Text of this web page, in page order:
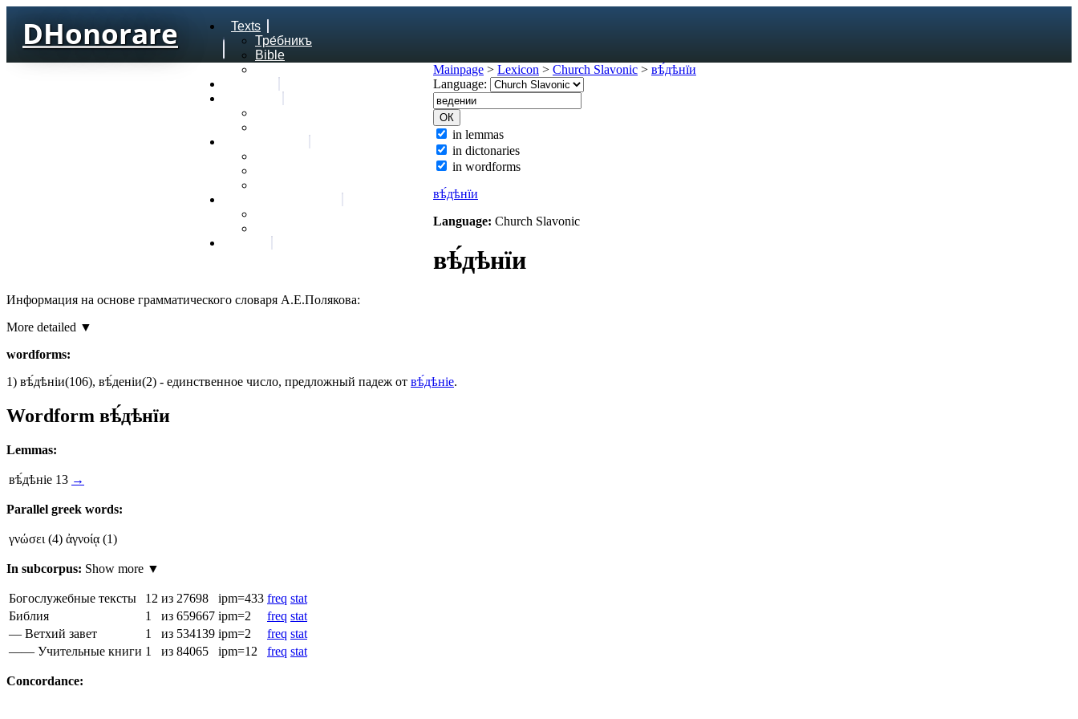
DHonorare
Texts
Тре́бникъ
Bible
Mainpage > Lexicon > Church Slavonic > вѣ́дѣнїи
Language:
in lemmas
in dictonaries
in wordforms
вѣ́дѣнїи
Language: Church Slavonic
вѣ́дѣнїи
Информация на основе грамматического словаря А.Е.Полякова:
More detailed ▼
wordforms:
1) вѣ́дѣніи(106), вѣ́деніи(2) - единственное число, предложный падеж от вѣ́дѣніе.
Wordform вѣ́дѣнїи
Lemmas:
вѣ́дѣніе 13 →
Parallel greek words:
γνώσει (4) ἀγνοίᾳ (1)
In subcorpus: Show more ▼
Богослужебные тексты 12 из 27698 ipm=433 freq stat
Библия
1 из 659667 ipm=2 freq stat
— Ветхий завет
1 из 534139 ipm=2 freq stat
—— Учительные книги 1 из 84065 ipm=12 freq stat
Concordance: